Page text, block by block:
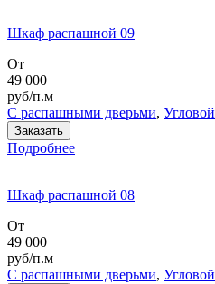
Шкаф распашной 09
От
49 000
руб/п.м
С распашными дверьми, Угловой
Заказать
Подробнее
Шкаф распашной 08
От
49 000
руб/п.м
С распашными дверьми, Угловой